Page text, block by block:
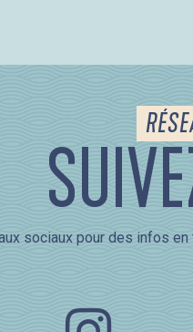
sociaux pour des infos